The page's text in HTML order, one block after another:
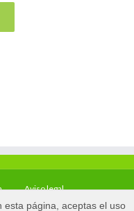
Aviso legal
esta página, aceptas el uso